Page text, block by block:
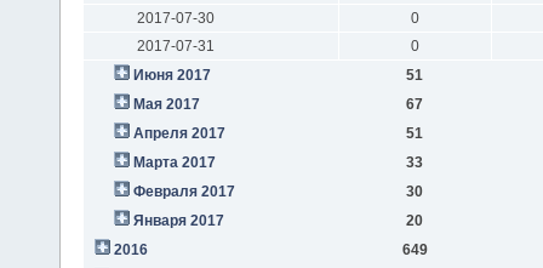
2017-07-30
0
2017-07-31
0
Июня 2017
51
Мая 2017
67
Апреля 2017
51
Марта 2017
33
Февраля 2017
30
Января 2017
20
2016
649